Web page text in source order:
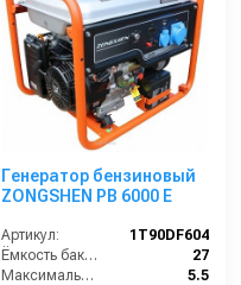
Генератор бензиновый
ZONGSHEN PB 6000 E
Артикул:
1T90DF604
Ёмкость бака (л):
27
Максимальная мощность (кВА):
5.5